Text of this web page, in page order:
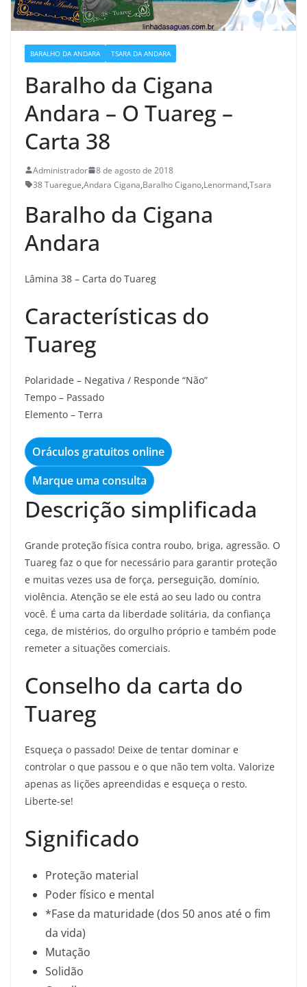
BARALHO DA ANDARA TSARA DA ANDARA
Baralho da Cigana
Andara – O Tuareg –
Carta 38
Administrador
8 de agosto de 2018
38 Tuaregue,Andara Cigana,Baralho Cigano,Lenormand,Tsara
Baralho da Cigana
Andara
Lâmina 38 – Carta do Tuareg
Características do
Tuareg
Polaridade – Negativa / Responde “Não”
Tempo – Passado
Elemento – Terra
Oráculos gratuitos online
Marque uma consulta
Descrição simplificada
Grande proteção física contra roubo, briga, agressão. O
Tuareg faz o que for necessário para garantir proteção
e muitas vezes usa de força, perseguição, domínio,
violência. Atenção se ele está ao seu lado ou contra
você. É uma carta da liberdade solitária, da confiança
cega, de mistérios, do orgulho próprio e também pode
remeter a situações comerciais.
Conselho da carta do
Tuareg
Esqueça o passado! Deixe de tentar dominar e
controlar o que passou e o que não tem volta. Valorize
apenas as lições apreendidas e esqueça o resto.
Liberte-se!
Significado
Proteção material
Poder físico e mental
*Fase da maturidade (dos 50 anos até o fim
da vida)
Mutação
Solidão